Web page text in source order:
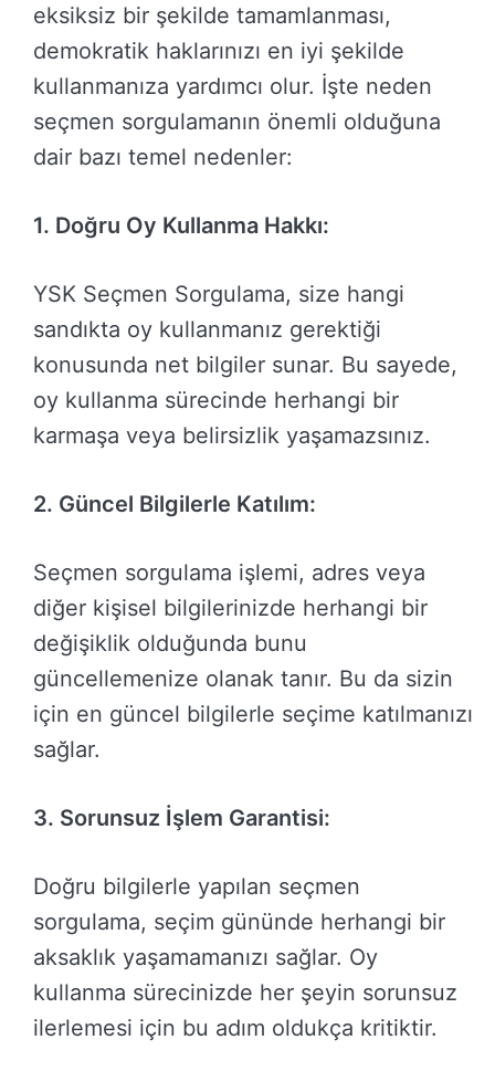
eksiksiz bir şekilde tamamlanması,
demokratik haklarınızı en iyi şekilde
kullanmanıza yardımcı olur. İşte neden
seçmen sorgulamanın önemli olduğuna
dair bazı temel nedenler:
1. Doğru Oy Kullanma Hakkı:
YSK Seçmen Sorgulama, size hangi
sandıkta oy kullanmanız gerektiği
konusunda net bilgiler sunar. Bu sayede,
oy kullanma sürecinde herhangi bir
karmaşa veya belirsizlik yaşamazsınız.
2. Güncel Bilgilerle Katılım:
Seçmen sorgulama işlemi, adres veya
diğer kişisel bilgilerinizde herhangi bir
değişiklik olduğunda bunu
güncellemenize olanak tanır. Bu da sizin
için en güncel bilgilerle seçime katılmanızı
sağlar.
3. Sorunsuz İşlem Garantisi:
Doğru bilgilerle yapılan seçmen
sorgulama, seçim gününde herhangi bir
aksaklık yaşamamanızı sağlar. Oy
kullanma sürecinizde her şeyin sorunsuz
ilerlemesi için bu adım oldukça kritiktir.